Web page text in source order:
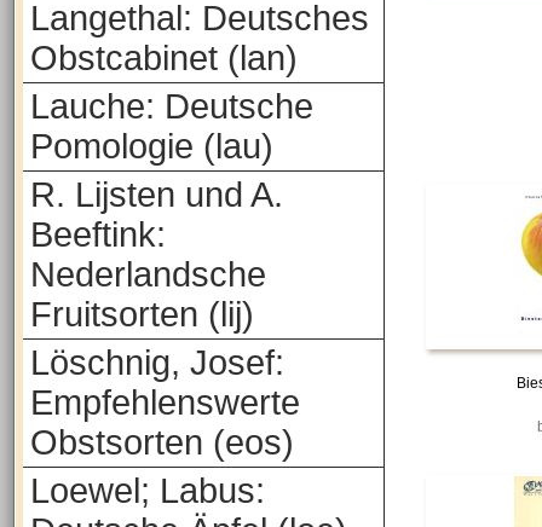
Langethal: Deutsches
Obstcabinet (lan)
Lauche: Deutsche
Pomologie (lau)
R. Lijsten und A.
Beeftink:
Nederlandsche
Fruitsorten (lij)
Löschnig, Josef:
Empfehlenswerte
Obstsorten (eos)
Loewel; Labus: